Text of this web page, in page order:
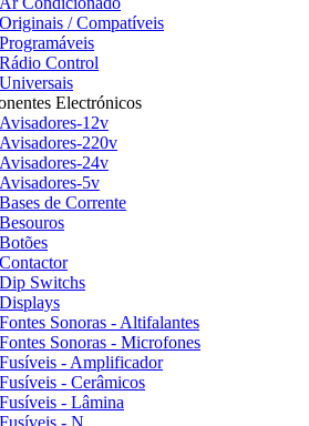
Originais / Compatíveis
Programáveis
Rádio Control
Universais
Electrónicos
Avisadores-12v
Avisadores-220v
Avisadores-24v
Avisadores-5v
Bases de Corrente
Besouros
Botões
Contactor
Dip Switchs
Displays
Fontes Sonoras - Altifalantes
Fontes Sonoras - Microfones
Fusíveis - Amplificador
Fusíveis - Cerâmicos
Fusíveis - Lâmina
Fusíveis - N